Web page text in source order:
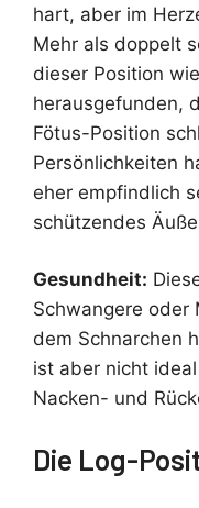
hart, aber im
Mehr als doppelt
dieser Position
herausgefunden,
Fötus-Position
Persönlichkeiten
eher empfindlich
schützendes
Gesundheit:
Schwangere oder
dem Schnarchen
ist aber nicht
Nacken- und
Die Log-